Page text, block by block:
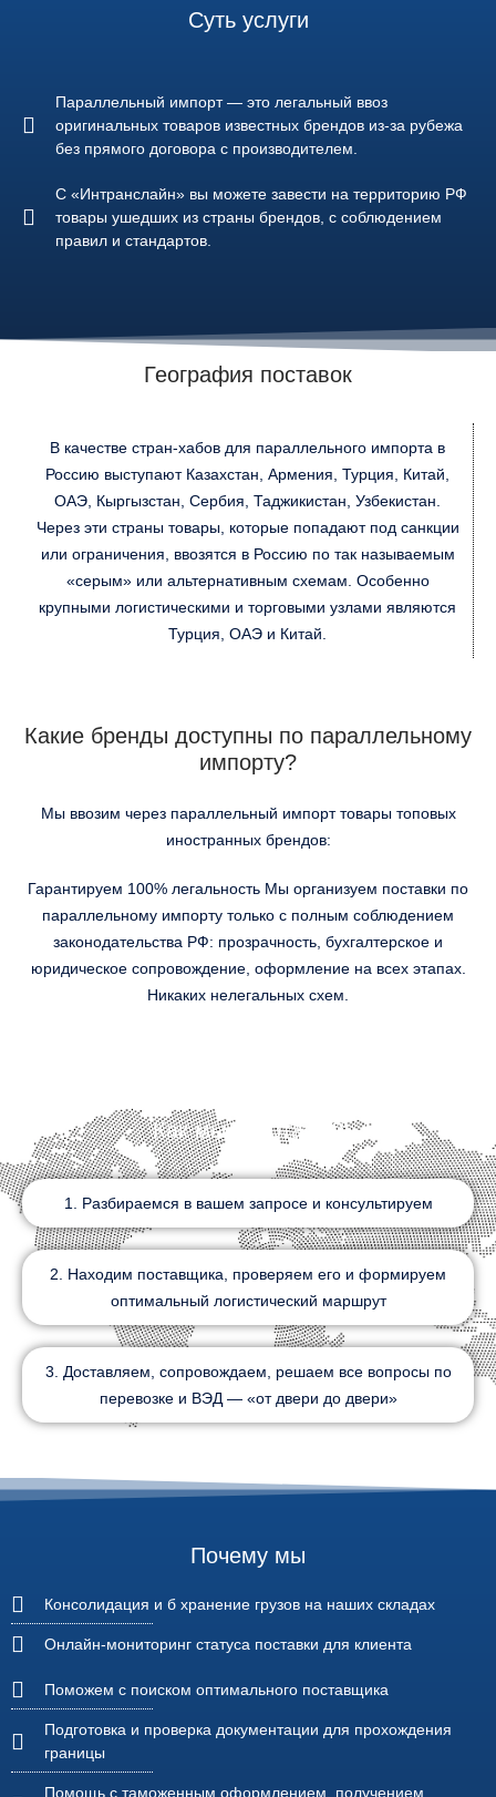
Суть услуги
Параллельный импорт — это легальный ввоз
оригинальных товаров известных брендов из-за рубежа
без прямого договора с производителем.
С «Интранслайн» вы можете завести на территорию РФ
товары ушедших из страны брендов, с соблюдением
правил и стандартов.
География поставок
В качестве стран-хабов для параллельного импорта в
Россию выступают Казахстан, Армения, Турция, Китай,
ОАЭ, Кыргызстан, Сербия, Таджикистан, Узбекистан.
Через эти страны товары, которые попадают под санкции
или ограничения, ввозятся в Россию по так называемым
«серым» или альтернативным схемам. Особенно
крупными логистическими и торговыми узлами являются
Турция, ОАЭ и Китай.
Какие бренды доступны по параллельному
импорту?
Мы ввозим через параллельный импорт товары топовых
иностранных брендов:
Гарантируем 100% легальность Мы организуем поставки по
параллельному импорту только с полным соблюдением
законодательства РФ: прозрачность, бухгалтерское и
юридическое сопровождение, оформление на всех этапах.
Никаких нелегальных схем.
Как мы работаем?
1. Разбираемся в вашем запросе и консультируем
2. Находим поставщика, проверяем его и формируем
оптимальный логистический маршрут
3. Доставляем, сопровождаем, решаем все вопросы по
перевозке и ВЭД — «от двери до двери»
Почему мы
Консолидация и б хранение грузов на наших складах
Онлайн-мониторинг статуса поставки для клиента
Поможем с поиском оптимального поставщика
Подготовка и проверка документации для прохождения
границы
Помощь с таможенным оформлением, получением